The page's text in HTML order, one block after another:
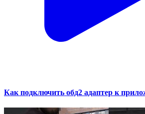
Как подключить обд2 адаптер к